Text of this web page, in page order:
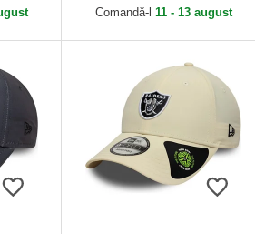
MLB
Yankees MLB de New Era
Comandă-l 11 - 13 august